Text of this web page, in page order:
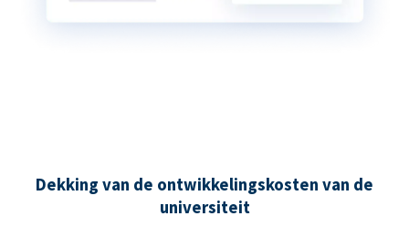
Dekking van de ontwikkelingskosten van de
universiteit